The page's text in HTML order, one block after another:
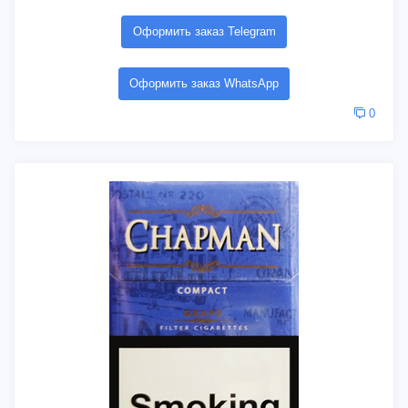
Оформить заказ Telegram
Оформить заказ WhatsApp
0